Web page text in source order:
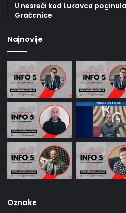
U nesreći kod Lukavca
Gračanice
Najnovije
Oznake